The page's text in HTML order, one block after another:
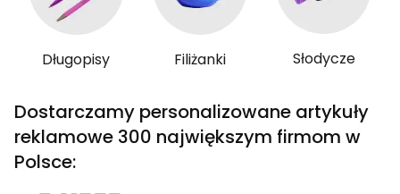
Długopisy Filiżanki Słodycze
Dostarczamy personalizowane artykuły
reklamowe 300 największym firmom w
Polsce: